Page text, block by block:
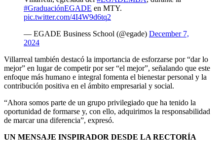
#GraduaciónEGADE en MTY.
pic.twitter.com/4I4W9d6tq2
— EGADE Business School (@egade) December 7,
2024
Villarreal también destacó la importancia de esforzarse por “dar lo
mejor” en lugar de competir por ser “el mejor”, señalando que este
enfoque más humano e integral fomenta el bienestar personal y la
contribución positiva en el ámbito empresarial y social.
“Ahora somos parte de un grupo privilegiado que ha tenido la
oportunidad de formarse y, con ello, adquirimos la responsabilidad
de marcar una diferencia”, expresó.
UN MENSAJE INSPIRADOR DESDE LA RECTORÍA